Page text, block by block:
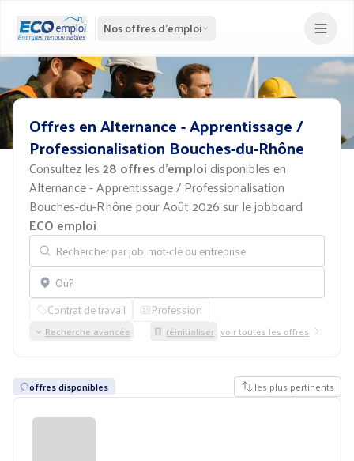
Nos offres d'emploi
OffresenAlternance-Apprentissage/
Professionalisation Bouches-du-Rhône
Consultez les28 offres d'emploi disponibles en
Alternance - Apprentissage / Professionalisation
Bouches-du-Rhône pour Août 2026 sur le jobboard
ECO emploi
Rechercher par job, mot-clé ou entreprise
Localisation
Contrat de travail Profession
Recherche avancée réinitialiser voir toutes les offres
offres disponibles les plus pertinents